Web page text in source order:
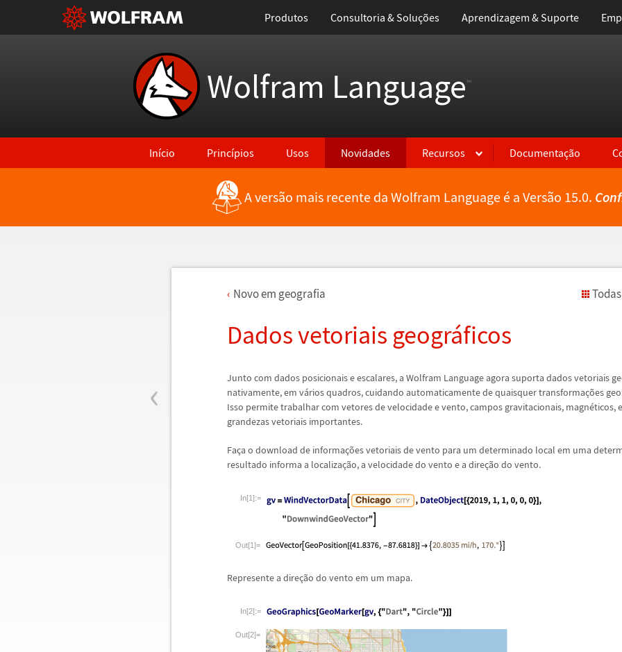
Produtos Consultoria & Soluções Aprendizagem & Suporte
Wolfram Language™
Início Princípios Usos Novidades Recursos Documentação
A versão mais recente da Wolfram Language é a Versão 15.0.
‹
Novo em geografia
Dados vetoriais geográficos
Junto com dados posicionais e escalares, a Wolfram Language agora suporta dados vetoriais
nativamente, em vários quadros, cuidando automaticamente de quaisquer transformações
Isso permite trabalhar com vetores de velocidade e vento, campos gravitacionais, magnéticos,
grandezas vetoriais importantes.
Faça o download de informações vetoriais de vento para um determinado local em uma
resultado informa a localização, a velocidade do vento e a direção do vento.
In[1]:=
Out[1]=
Represente a direção do vento em um mapa.
In[2]:=
Out[2]=